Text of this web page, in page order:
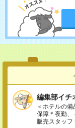
編集部イチ
＜ホテルの
保障＊夜勤、
販売スタッフ